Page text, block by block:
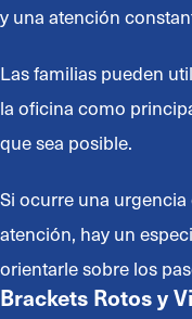
y una atención
Las familias pueden
la oficina como
que sea posible.
Si ocurre una
atención, hay un
orientarle sobre los
Brackets Rotos y